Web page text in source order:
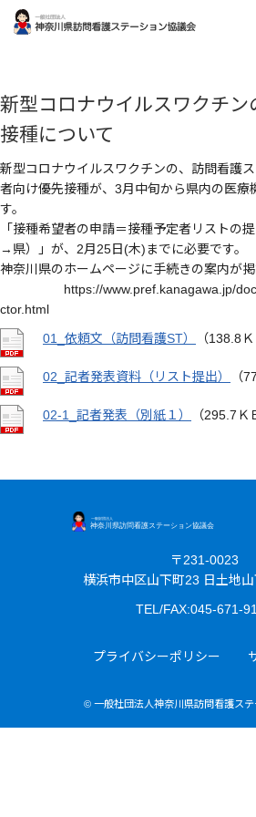
新型コロナウイルスワクチン
接種について
新型コロナウイルスワクチンの、訪問看護
者向け優先接種が、3月中旬から県内の医療
す。
「接種希望者の申請＝接種予定者リストの
→県）」が、2月25日(木)までに必要です。
神奈川県のホームページに手続きの案内が掲
https://www.pref.kanagawa.jp/docs/
ctor.html
01_依頼文（訪問看護ST）
（138.8Ｋ
02_記者発表資料（リスト提出） （
02-1_記者発表（別紙１） （295.7Ｋ
〒231-0023
横浜市中区山下町23 日土地
TEL/FAX:045-671-
プライバシーポリシー
© 一般社団法人神奈川県訪問看護ス